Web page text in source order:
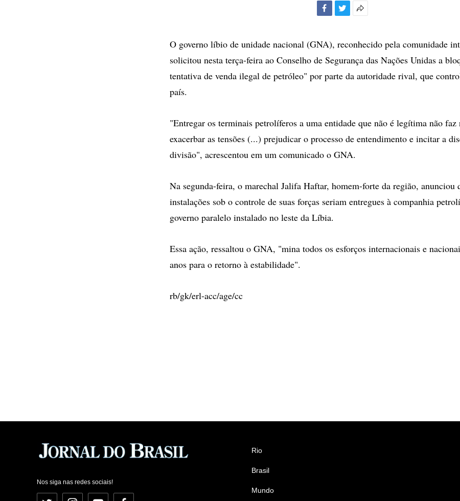
compartilhamento
O governo líbio de unidade nacional (GNA), reconhecido pela comunidade
solicitou nesta terça-feira ao Conselho de Segurança das Nações Unidas a
tentativa de venda ilegal de petróleo" por parte da autoridade rival, que
país.
"Entregar os terminais petrolíferos a uma entidade que não é legítima não faz
exacerbar as tensões (...) prejudicar o processo de entendimento e incitar a
divisão", acrescentou em um comunicado o GNA.
Na segunda-feira, o marechal Jalifa Haftar, homem-forte da região, anunciou
instalações sob o controle de suas forças seriam entregues à companhia
governo paralelo instalado no leste da Líbia.
Essa ação, ressaltou o GNA, "mina todos os esforços internacionais e
anos para o retorno à estabilidade".
rb/gk/erl-acc/age/cc
Nos siga nas redes sociais!
Rio
Brasil
Mundo